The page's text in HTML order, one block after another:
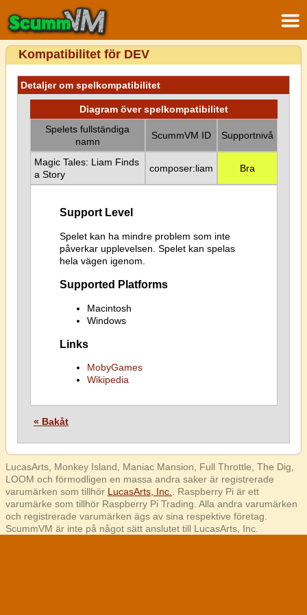
Kompatibilitet för DEV
Detaljer om spelkompatibilitet
Diagram över spelkompatibilitet
Spelets fullständiga
namn
ScummVM ID Supportnivå
Magic Tales: Liam Finds
a Story
composer:liam Bra
Support Level
Spelet kan ha mindre problem som inte
påverkar upplevelsen. Spelet kan spelas
hela vägen igenom.
Supported Platforms
Macintosh
Windows
Links
MobyGames
Wikipedia
« Bakåt
LucasArts, Monkey Island, Maniac Mansion, Full Throttle, The Dig,
LOOM och förmodligen en massa andra saker är registrerade
varumärken som tillhör LucasArts, Inc.
. Raspberry Pi är ett
varumärke som tillhör Raspberry Pi Trading. Alla andra varumärken
och registrerade varumärken ägs av sina respektive företag.
ScummVM är inte på något sätt anslutet till LucasArts, Inc.